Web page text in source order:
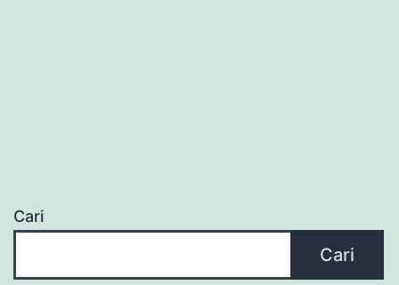
Cari
Cari